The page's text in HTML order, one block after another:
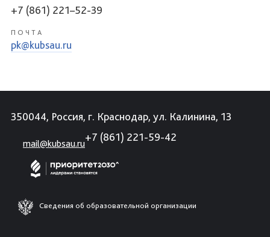
+7 (861) 221–52-39
ПОЧТА
pk@kubsau.ru
350044, Россия, г. Краснодар, ул. Калинина, 13
mail@kubsau.ru
+7 (861) 221-59-42
Сведения об образовательной организации